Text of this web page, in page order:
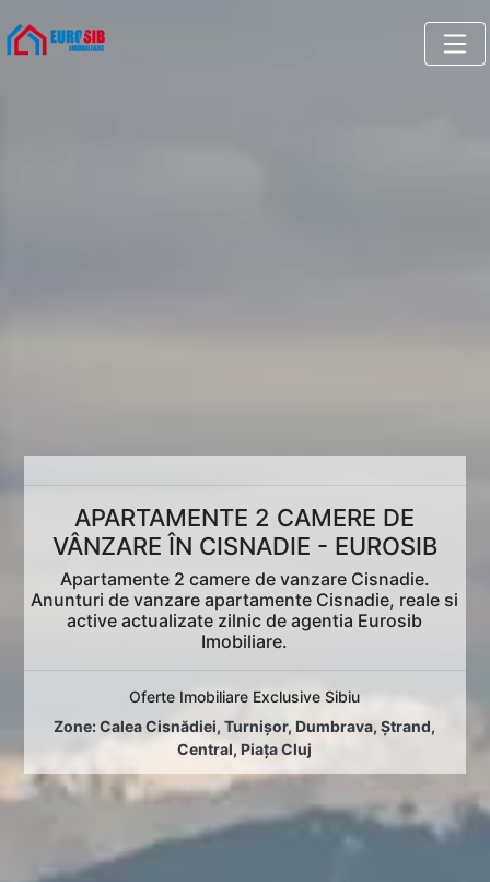
APARTAMENTE 2 CAMERE DE
VÂNZARE ÎN CISNADIE - EUROSIB
Apartamente 2 camere de vanzare Cisnadie.
Anunturi de vanzare apartamente Cisnadie, reale si
active actualizate zilnic de agentia Eurosib
Imobiliare.
Oferte Imobiliare Exclusive Sibiu
Zone:Calea Cisnădiei,Turnișor,Dumbrava,Ștrand,
Central, Piața Cluj